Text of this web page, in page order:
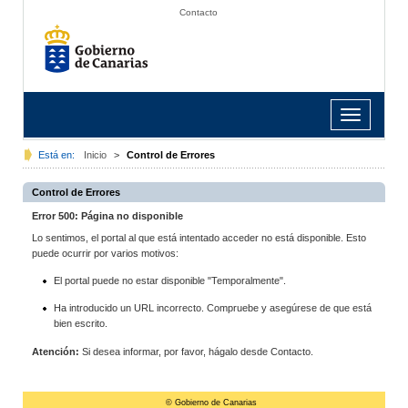
Contacto
Toggle
navigation
Está en: Inicio > Control de Errores
Control de Errores
Error 500: Página no disponible
Lo sentimos, el portal al que está intentado acceder no está disponible. Esto
puede ocurrir por varios motivos:
El portal puede no estar disponible "Temporalmente".
Ha introducido un URL incorrecto. Compruebe y asegúrese de que está
bien escrito.
Atención: Si desea informar, por favor, hágalo desde Contacto.
© Gobierno de Canarias